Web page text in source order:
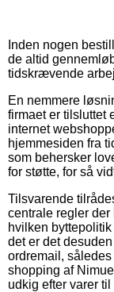
Inden nogen
de altid
tidskrævende
En nemmere
firmaet er tilsluttet
internet
hjemmesiden fra
som behersker
for støtte, for så
Tilsvarende
centrale regler
hvilken
det er det
ordremail,
shopping af
udkig efter varer